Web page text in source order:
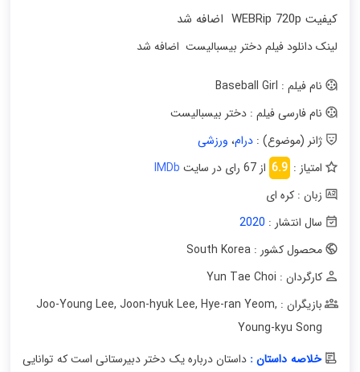
کیفیت WEBRip 720p اضافه شد
لینک دانلود فیلم دختر بیسبالیست اضافه شد
نام فیلم : Baseball Girl
نام فارسی فیلم : دختر بیسبالیست
ژانر (موضوع) :درام، ورزشی
امتیاز : 6.9 از 67 رای در سایت
IMDb
زبان : کره ای
سال انتشار : 2020
محصول کشور : South Korea
کارگردان : Yun Tae Choi
بازیگران : Joo-Young Lee
, Joon-hyuk Lee, Hye-ran Yeom,
Young-kyu Song
خلاصه داستان :داستان درباره یک دختر دبیرستانی است که توانایی